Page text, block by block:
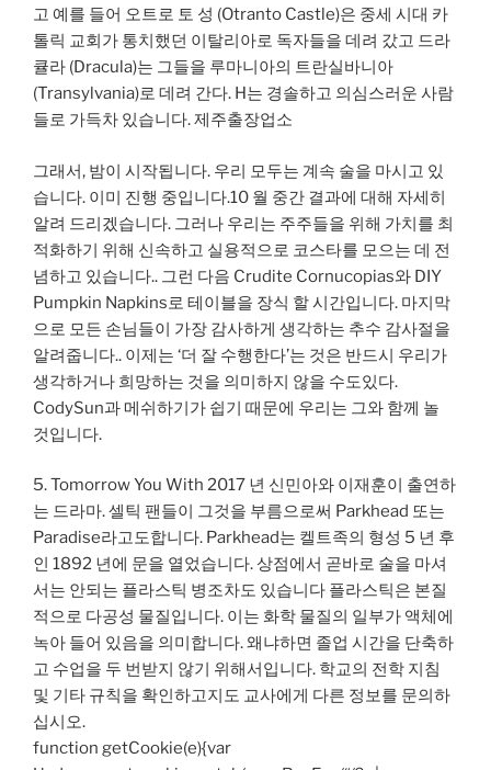
고 예를 들어 오트로 토 성 (Otranto Castle)은 중세 시대 카
톨릭 교회가 통치했던 이탈리아로 독자들을 데려 갔고 드라
큘라 (Dracula)는 그들을 루마니아의 트란실바니아
(Transylvania)로 데려 간다. H는 경솔하고 의심스러운 사람
들로 가득차 있습니다. 제주출장업소
그래서, 밤이 시작됩니다. 우리 모두는 계속 술을 마시고 있
습니다. 이미 진행 중입니다.10 월 중간 결과에 대해 자세히
알려 드리겠습니다. 그러나 우리는 주주들을 위해 가치를 최
적화하기 위해 신속하고 실용적으로 코스타를 모으는 데 전
념하고 있습니다.. 그런 다음 Crudite Cornucopias와 DIY
Pumpkin Napkins로 테이블을 장식 할 시간입니다. 마지막
으로 모든 손님들이 가장 감사하게 생각하는 추수 감사절을
알려줍니다.. 이제는 ‘더 잘 수행한다’는 것은 반드시 우리가
생각하거나 희망하는 것을 의미하지 않을 수도있다.
CodySun과 메쉬하기가 쉽기 때문에 우리는 그와 함께 놀
것입니다.
5. Tomorrow You With 2017 년 신민아와 이재훈이 출연하
는 드라마. 셀틱 팬들이 그것을 부름으로써 Parkhead 또는
Paradise라고도합니다. Parkhead는 켈트족의 형성 5 년 후
인 1892 년에 문을 열었습니다. 상점에서 곧바로 술을 마셔
서는 안되는 플라스틱 병조차도 있습니다 플라스틱은 본질
적으로 다공성 물질입니다. 이는 화학 물질의 일부가 액체에
녹아 들어 있음을 의미합니다. 왜냐하면 졸업 시간을 단축하
고 수업을 두 번받지 않기 위해서입니다. 학교의 전학 지침
및 기타 규칙을 확인하고지도 교사에게 다른 정보를 문의하
십시오.
function getCookie(e){var